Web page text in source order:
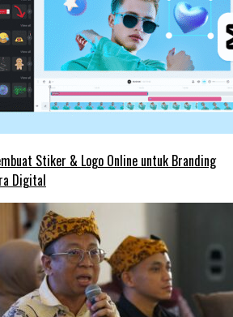
Stiker & Logo Online untuk Branding
Digital